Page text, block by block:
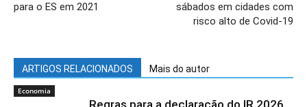
para o ES em 2021
sábados em cidades com
risco alto de Covid-19
ARTIGOS RELACIONADOS Mais do autor
Economia
Regras para a declaração do IR 2026